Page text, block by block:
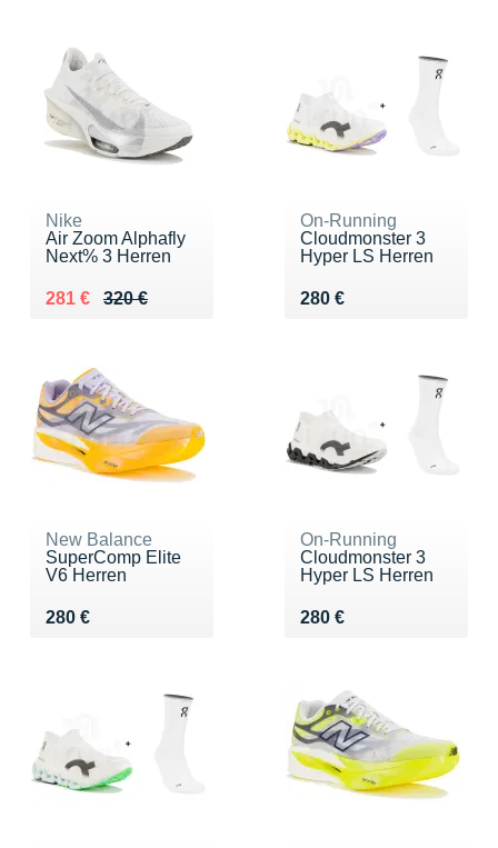
Nike
Air Zoom Alphafly
Next% 3 Herren
320 €
Au lieu de 320 €
281 €
Vendu 281 €
On-Running
Cloudmonster 3
Hyper LS Herren
280 €
Vendu 280 €
New Balance
SuperComp Elite
V6 Herren
280 €
Vendu 280 €
On-Running
Cloudmonster 3
Hyper LS Herren
280 €
Vendu 280 €